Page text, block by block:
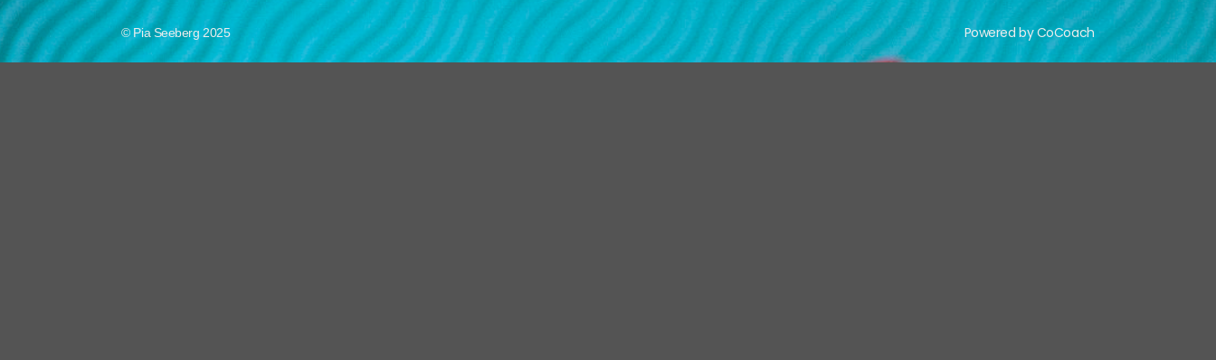
© Pia Seeberg 2025 Powered by CoCoach